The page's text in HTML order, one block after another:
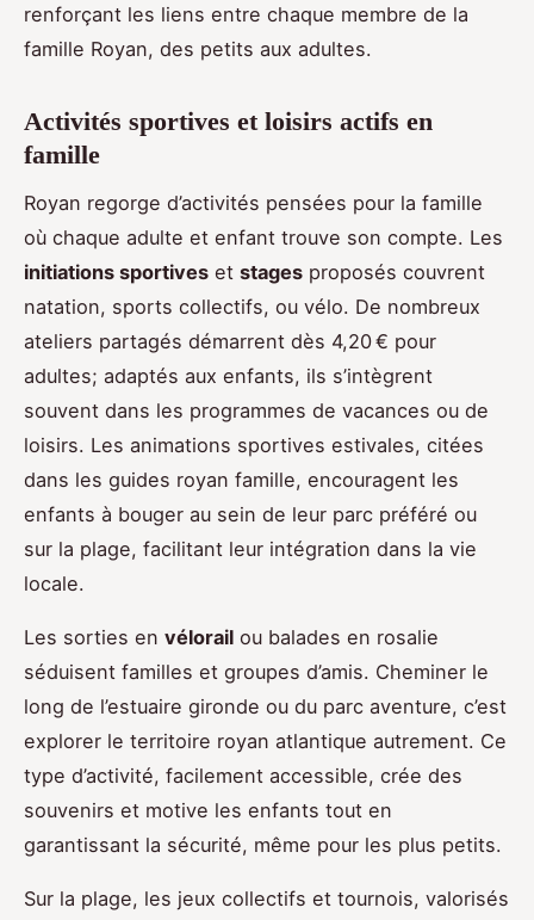
renforçant les liens entre chaque membre de la
famille Royan, des petits aux adultes.
Activités sportives et loisirs actifs en
famille
Royan regorge d’activités pensées pour la famille
où chaque adulte et enfant trouve son compte. Les
initiations sportives et stages proposés couvrent
natation, sports collectifs, ou vélo. De nombreux
ateliers partagés démarrent dès 4,20 € pour
adultes; adaptés aux enfants, ils s’intègrent
souvent dans les programmes de vacances ou de
loisirs. Les animations sportives estivales, citées
dans les guides royan famille, encouragent les
enfants à bouger au sein de leur parc préféré ou
sur la plage, facilitant leur intégration dans la vie
locale.
Les sorties en vélorail ou balades en rosalie
séduisent familles et groupes d’amis. Cheminer le
long de l’estuaire gironde ou du parc aventure, c’est
explorer le territoire royan atlantique autrement. Ce
type d’activité, facilement accessible, crée des
souvenirs et motive les enfants tout en
garantissant la sécurité, même pour les plus petits.
Sur la plage, les jeux collectifs et tournois, valorisés